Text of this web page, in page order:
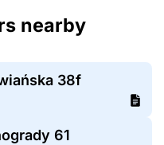
nearby
38f
61